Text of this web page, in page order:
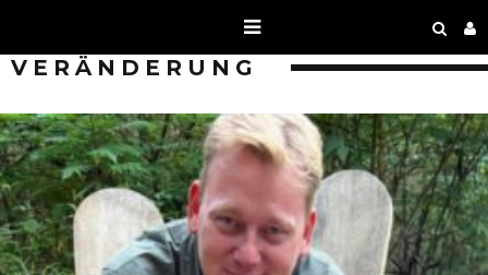
VERÄNDERUNG